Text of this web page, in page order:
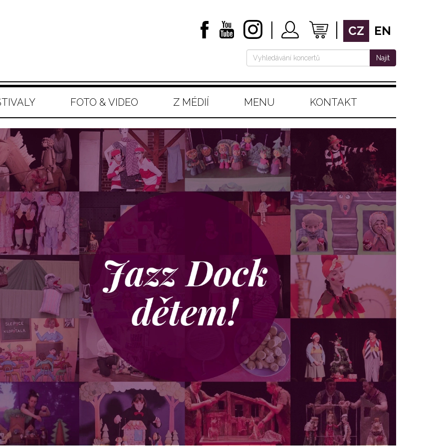
CZ EN
Najít
FOTO & VIDEO Z MÉDIÍ MENU KONTAKT